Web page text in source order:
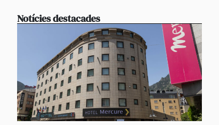
Notícies destacades